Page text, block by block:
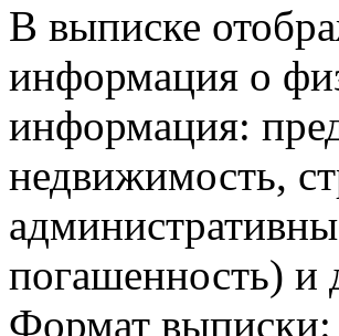
В выписке
информация о
информация:
недвижимость,
погашенность) и
Формат выписки: